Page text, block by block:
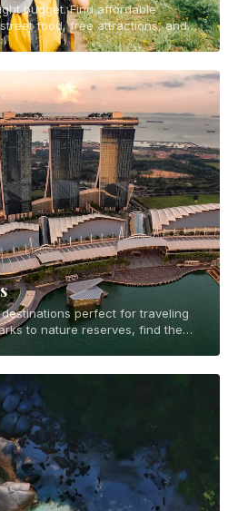
budget. Find affordable
food, free attractions, and
and budget-conscious
perfect for traveling
to nature reserves, find the
family vacations.